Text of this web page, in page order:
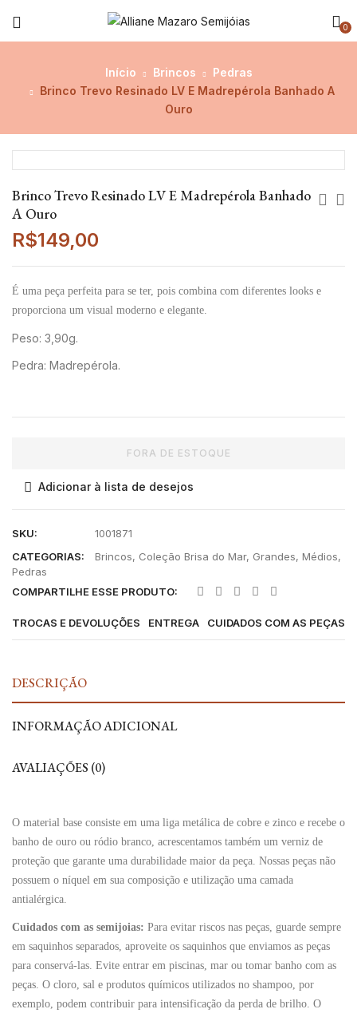
0
Início Brincos
Pedras
Brinco Trevo Resinado LV E Madrepérola Banhado A
Ouro
Brinco Trevo Resinado LV E Madrepérola Banhado
A Ouro
R$149,00
É uma peça perfeita para se ter, pois combina com diferentes looks e
proporciona um visual moderno e elegante.
Peso: 3,90g.
Pedra: Madrepérola.
FORA DE ESTOQUE
Adicionar à lista de desejos
SKU:
1001871
CATEGORIAS:
Brincos, Coleção Brisa do Mar, Grandes, Médios,
Pedras
COMPARTILHE ESSE PRODUTO:
TROCAS E DEVOLUÇÕES ENTREGA CUIDADOS COM AS PEÇAS
DESCRIÇÃO
INFORMAÇÃO ADICIONAL
AVALIAÇÕES (0)
O material base consiste em uma liga metálica de cobre e zinco e recebe o
banho de ouro ou ródio branco, acrescentamos também um verniz de
proteção que garante uma durabilidade maior da peça. Nossas peças não
possuem o níquel em sua composição e utilização uma camada
antialérgica.
Cuidados com as semijoias: Para evitar riscos nas peças, guarde sempre
em saquinhos separados, aproveite os saquinhos que enviamos as peças
para conservá-las. Evite entrar em piscinas, mar ou tomar banho com as
peças. O cloro, sal e produtos químicos utilizados no shampoo, por
exemplo, podem contribuir para intensificação da perda de brilho. O